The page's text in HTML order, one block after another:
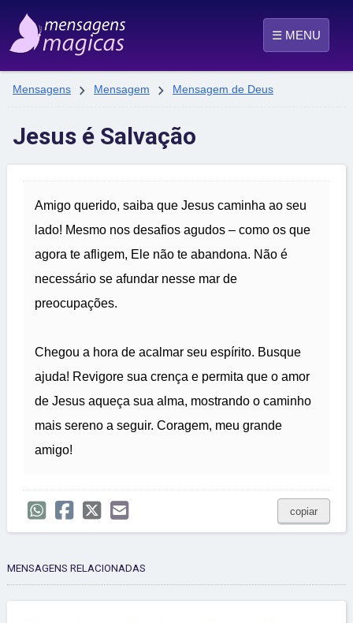
☰ MENU
Mensagens  Mensagem  Mensagem de Deus
Jesus é Salvação
Amigo querido, saiba que Jesus caminha ao seu
lado! Mesmo nos desafios agudos – como os que
agora te afligem, Ele não te abandona. Não é
necessário se afundar nesse mar de
preocupações.
Chegou a hora de acalmar seu espírito. Busque
ajuda! Revigore sua crença e permita que o amor
de Jesus aqueça sua alma, mostrando o caminho
mais sereno a seguir. Coragem, meu grande
amigo!
copiar
MENSAGENS RELACIONADAS